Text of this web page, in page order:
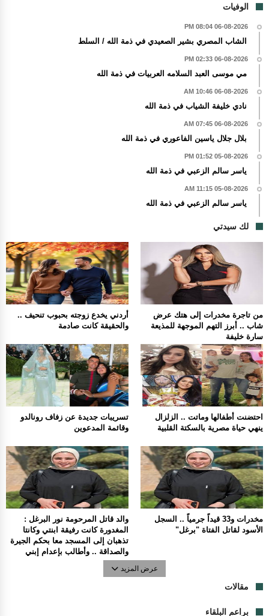
الوفيات
06-08-2026 08:04 PM
الشاب المصري بشير الصعيدي في ذمة الله / السلط
06-08-2026 02:33 PM
مي موسى العبد السلامه العربيات في ذمة الله
06-08-2026 10:46 AM
نادي خليفة الشياب في ذمة الله
06-08-2026 07:45 AM
بلال جلال ياسين الفاعوري في ذمة الله
05-08-2026 01:52 PM
ياسر سالم الزعبي في ذمة الله
05-08-2026 11:15 AM
ياسر سالم الزعبي في ذمة الله
لك سيدتي
أردني يخدع زوجته بحبوب تنحيف ..
والحقيقة كانت صادمة
من تاجرة مخدرات إلى هتك عرض
شاب .. أبرز التهم الموجهة للمذيعة
سارة خليفة
تسريبات جديدة عن زفاف رونالدو
وقائمة المدعوين
احتضنت أطفالها وماتت .. الزلزال
ينهي حياة مصرية بالسكتة القلبية
والد قاتل المرحومة نور البرغل :
المغدورة كانت رفيقة ابنتي وكانتا
تذهبان إلى المسجد معا بحكم الجيرة
والصداقة .. وأطالب بإعدام إبني
مخدرات و33 قيداً جرمياً .. السجل
الأسود لقاتل الفتاة "برغل"
عرض المزيد
مقالات
براعم البلقاء